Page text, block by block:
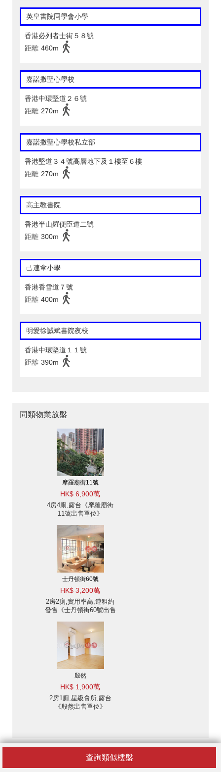
查詢類似樓盤
英皇書院同學會小學
香港必列者士街５８號
距離 460m
嘉諾撒聖心學校
香港中環堅道２６號
距離 270m
嘉諾撒聖心學校私立部
香港堅道３４號高層地下及１樓至６樓
距離 270m
高主教書院
香港半山羅便臣道二號
距離 300m
己連拿小學
香港香雪道７號
距離 400m
明愛徐誠斌書院夜校
香港中環堅道１１號
距離 390m
同類物業放盤
摩羅廟街11號
HK$ 6,900萬
4房4廁,露台《摩羅廟街
11號出售單位》
士丹頓街60號
HK$ 3,200萬
2房2廁,實用率高,連租約
發售《士丹頓街60號出售
殷然
HK$ 1,900萬
2房1廁,星級會所,露台
《殷然出售單位》